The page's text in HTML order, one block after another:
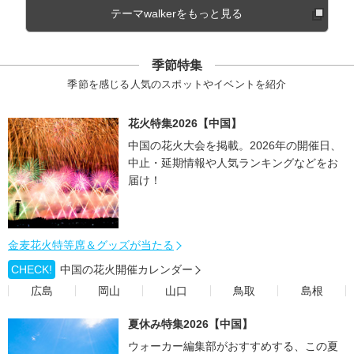
テーマwalkerをもっと見る
季節特集
季節を感じる人気のスポットやイベントを紹介
花火特集2026【中国】
中国の花火大会を掲載。2026年の開催日、
中止・延期情報や人気ランキングなどをお
届け！
金麦花火特等席＆グッズが当たる
CHECK!
中国の花火開催カレンダー
広島
岡山 山口 鳥取 島根
夏休み特集2026【中国】
ウォーカー編集部がおすすめする、この夏